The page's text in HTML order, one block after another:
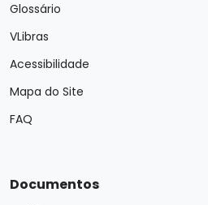
Glossário
VLibras
Acessibilidade
Mapa do Site
FAQ
Documentos